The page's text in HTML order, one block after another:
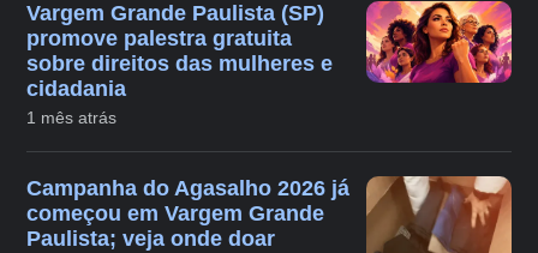
Vargem Grande Paulista (SP)
promove palestra gratuita
sobre direitos das mulheres e
cidadania
1 mês atrás
Campanha do Agasalho 2026 já
começou em Vargem Grande
Paulista; veja onde doar